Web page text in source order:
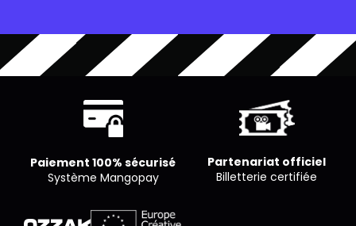
Paiement 100% sécurisé
Système Mangopay
Partenariat officiel
Billetterie certifiée